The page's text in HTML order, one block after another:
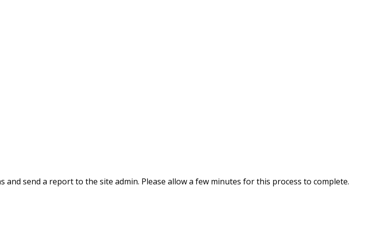
send a report to the site admin. Please allow a few minutes for this process to complete.